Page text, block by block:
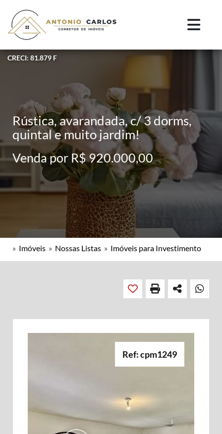
CRECI: 81.879 F
Rústica, avarandada, c/ 3 dorms,
quintal e muito jardim!
Venda por R$ 920.000,00
» Imóveis » Nossas Listas » Imóveis para Investimento
Ref: cpm1249